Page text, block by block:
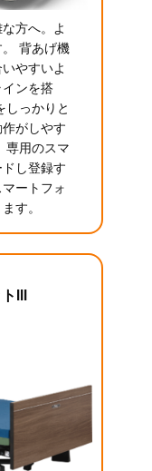
方へ。よ
背あげ機
やすいよ
ンを搭
しっかりと
がしやす
専用のスマ
し登録す
ートフォ
す。
III